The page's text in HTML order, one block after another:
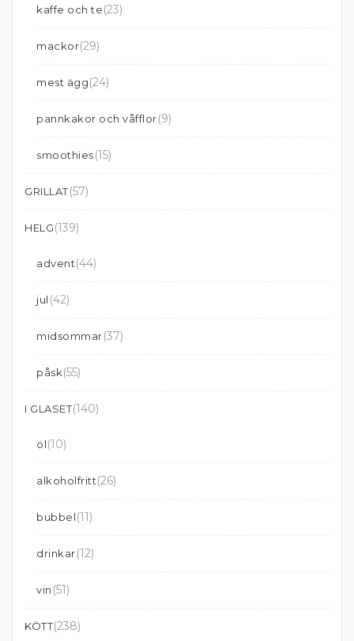
kaffe och te(23)
mackor(29)
mest ägg(24)
pannkakor och våfflor(9)
smoothies(15)
GRILLAT(57)
HELG(139)
advent(44)
jul (42)
midsommar(37)
påsk(55)
I GLASET(140)
öl(10)
alkoholfritt(26)
bubbel(11)
drinkar(12)
vin (51)
KÖTT(238)